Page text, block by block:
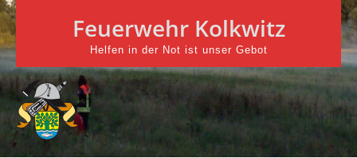
Skip
to
content
Feuerwehr Kolkwitz
Helfen in der Not ist unser Gebot